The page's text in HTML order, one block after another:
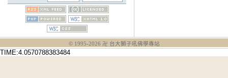
© 1995-2026 卍 台大獅子吼佛學專站
TIME:4.0570788383484